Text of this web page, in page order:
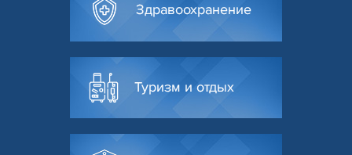
Здравоохранение
Туризм и отдых